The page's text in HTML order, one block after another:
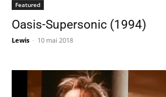
Featured
Oasis-Supersonic (1994)
Lewis - 10 mai 2018